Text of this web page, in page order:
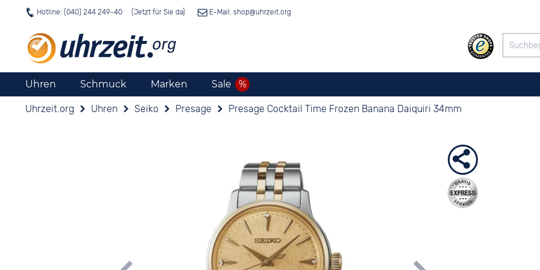
Hotline: (040) 244 249-40 E-Mail: shop@uhrzeit.org
Uhren Schmuck Marken Sale
Uhrzeit.org Uhren Seiko Presage Presage Cocktail Time Frozen Banana Daiquiri 34mm